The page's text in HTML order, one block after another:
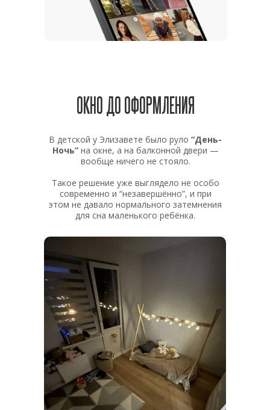
В детской у Элизавете было руло “День-
Ночь”на окне, а на балконной двери —
вообще ничего не стояло.
Такое решение уже выглядело не особо
современно и “незавершённо”, и при
этом не давало нормального затемнения
для сна маленького ребёнка.
ОКНО ДО ОФОРМЛЕНИЯ